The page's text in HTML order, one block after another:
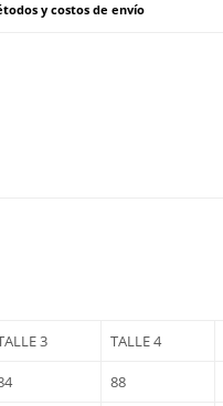
y costos de envío
3 TALLE 4
88